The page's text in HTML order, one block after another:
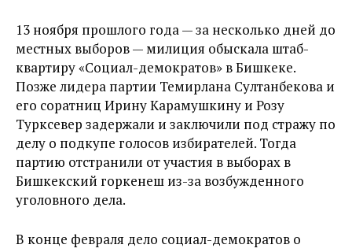
13 ноября прошлого года — за несколько дней до
местных выборов — милиция обыскала штаб-
квартиру «Социал-демократов» в Бишкеке.
Позже лидера партии Темирлана Султанбекова и
его соратниц Ирину Карамушкину и Розу
Турксевер задержали и заключили под стражу по
делу о подкупе голосов избирателей. Тогда
партию отстранили от участия в выборах в
Бишкекский горкенеш из-за возбужденного
уголовного дела.
В конце февраля дело социал-демократов о